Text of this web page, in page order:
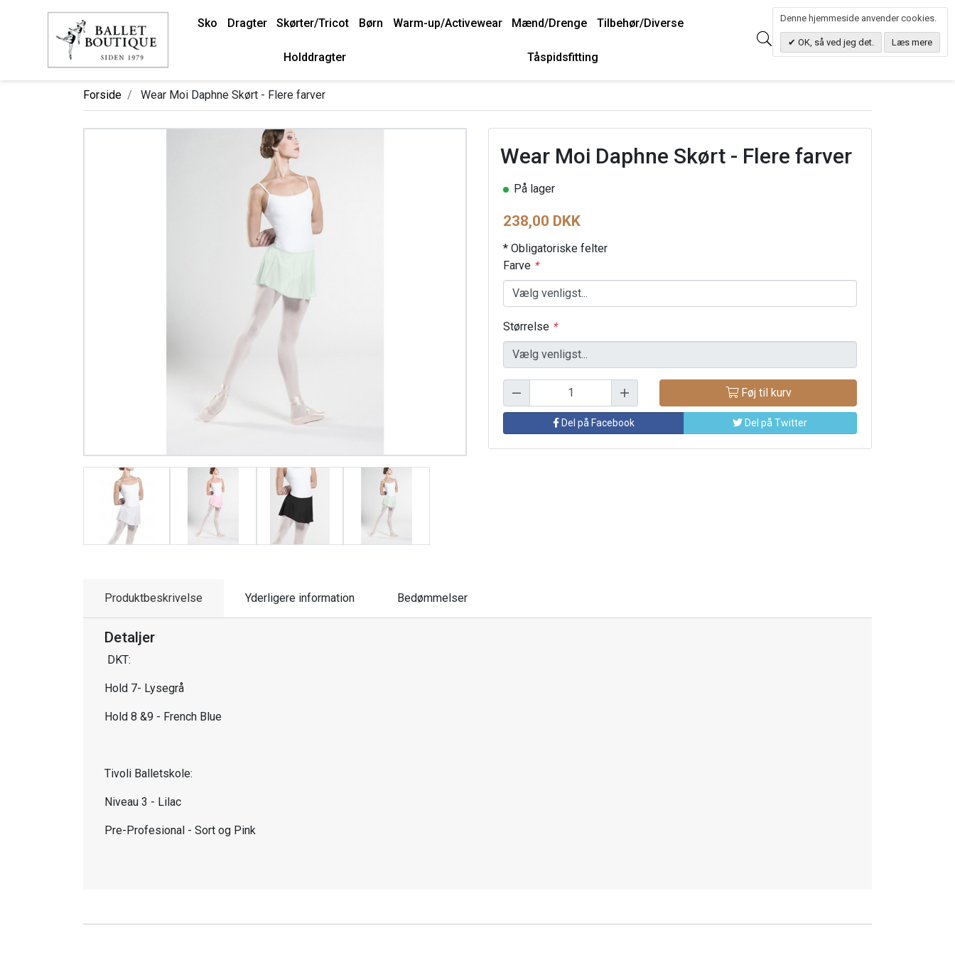
Sko Dragter Skørter/Tricot Børn Warm-up/Activewear Mænd/Drenge Tilbehør/Diverse
Holddragter Tåspidsfitting
Søg 0.00 DKK
Forside Wear Moi Daphne Skørt - Flere farver
Wear Moi Daphne Skørt - Flere farver
På lager
238,00 DKK
* Obligatoriske felter
Farve *
Størrelse *
Føj til kurv
Del på Facebook Del på Twitter
Produktbeskrivelse Yderligere information Bedømmelser
Detaljer
DKT:
Hold 7- Lysegrå
Hold 8 &9 - French Blue
Tivoli Balletskole:
Niveau 3 - Lilac
Pre-Profesional - Sort og Pink
Denne hjemmeside anvender cookies.
OK, så ved jeg det. Læs mere